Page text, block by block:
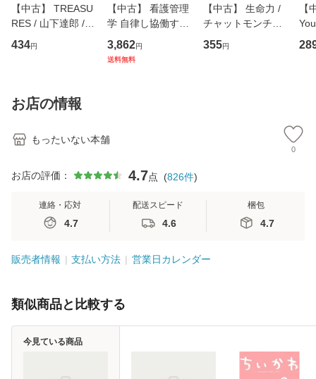
【中古】 TREASU
RES / 山下達郎 /
イーストウエス
ト・ジャパン [CD]
434円
【中古】 看護管理
学 自律し協働する
専門職の看護マネ
ジメントスキル 改
3,862円
送料無料
【中古】 生命力 /
チャットモンチー /
キューンレコード
[CD]【メール便送
355円
【
のが
お店の情報
もったいない本舗
0
お店の評価： 4.7点 (826件)
連絡・応対
4.7
配送スピード
4.6
梱包
4.7
販売者情報 支払い方法 営業日カレンダー
類似商品と比較する
今見ている商品